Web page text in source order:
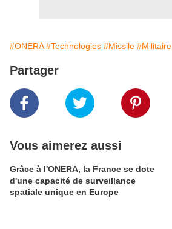
#ONERA #Technologies #Missile #Militaire
Partager
Vous aimerez aussi
Grâce à l'ONERA, la France se dote
d'une capacité de surveillance
spatiale unique en Europe